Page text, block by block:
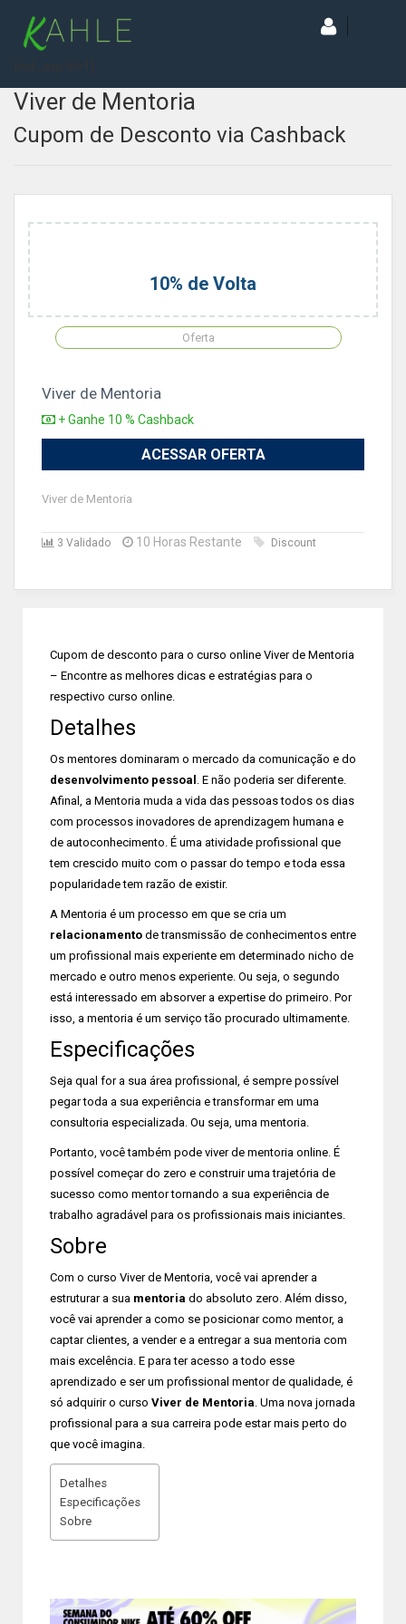
Viver de Mentoria
Cupom de Desconto via Cashback
10% de Volta
Oferta
Viver de Mentoria
+ Ganhe 10 % Cashback
ACESSAR OFERTA
Viver de Mentoria
3 Validado 10 Horas Restante Discount
Cupom de desconto para o curso online Viver de Mentoria
– Encontre as melhores dicas e estratégias para o
respectivo curso online.
Detalhes
Os mentores dominaram o mercado da comunicação e do
desenvolvimento pessoal . E não poderia ser diferente.
Afinal, a Mentoria muda a vida das pessoas todos os dias
com processos inovadores de aprendizagem humana e
de autoconhecimento. É uma atividade profissional que
tem crescido muito com o passar do tempo e toda essa
popularidade tem razão de existir.
A Mentoria é um processo em que se cria um
relacionamento de transmissão de conhecimentos entre
um profissional mais experiente em determinado nicho de
mercado e outro menos experiente. Ou seja, o segundo
está interessado em absorver a expertise do primeiro. Por
isso, a mentoria é um serviço tão procurado ultimamente.
Especificações
Seja qual for a sua área profissional, é sempre possível
pegar toda a sua experiência e transformar em uma
consultoria especializada. Ou seja, uma mentoria.
Portanto, você também pode viver de mentoria online. É
possível começar do zero e construir uma trajetória de
sucesso como mentor tornando a sua experiência de
trabalho agradável para os profissionais mais iniciantes.
Sobre
Com o curso Viver de Mentoria, você vai aprender a
estruturar a sua mentoria do absoluto zero. Além disso,
você vai aprender a como se posicionar como mentor, a
captar clientes, a vender e a entregar a sua mentoria com
mais excelência. E para ter acesso a todo esse
aprendizado e ser um profissional mentor de qualidade, é
só adquirir o curso Viver de Mentoria. Uma nova jornada
profissional para a sua carreira pode estar mais perto do
que você imagina.
Detalhes
Especificações
Sobre